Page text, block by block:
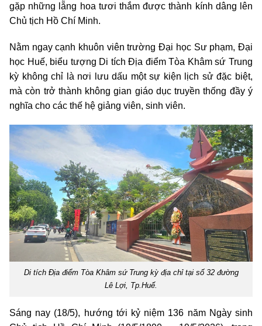
gặp những lẵng hoa tươi thắm được thành kính dâng lên
Chủ tịch Hồ Chí Minh.
Nằm ngay cạnh khuôn viên trường Đại học Sư phạm, Đại
học Huế, biểu tượng Di tích Địa điểm Tòa Khâm sứ Trung
kỳ không chỉ là nơi lưu dấu một sự kiện lịch sử đặc biệt,
mà còn trở thành không gian giáo dục truyền thống đầy ý
nghĩa cho các thế hệ giảng viên, sinh viên.
Di tích Địa điểm Tòa Khâm sứ Trung kỳ địa chỉ tại số 32 đường
Lê Lợi, Tp.Huế.
Sáng nay (18/5), hướng tới kỷ niệm 136 năm Ngày sinh